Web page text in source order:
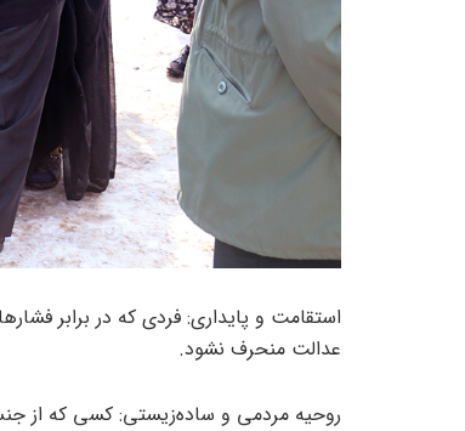
استقامت و پایداری: فردی که در برابر
عدالت منحرف نشود.
روحیه مردمی و ساده‌زیستی: کسی که از